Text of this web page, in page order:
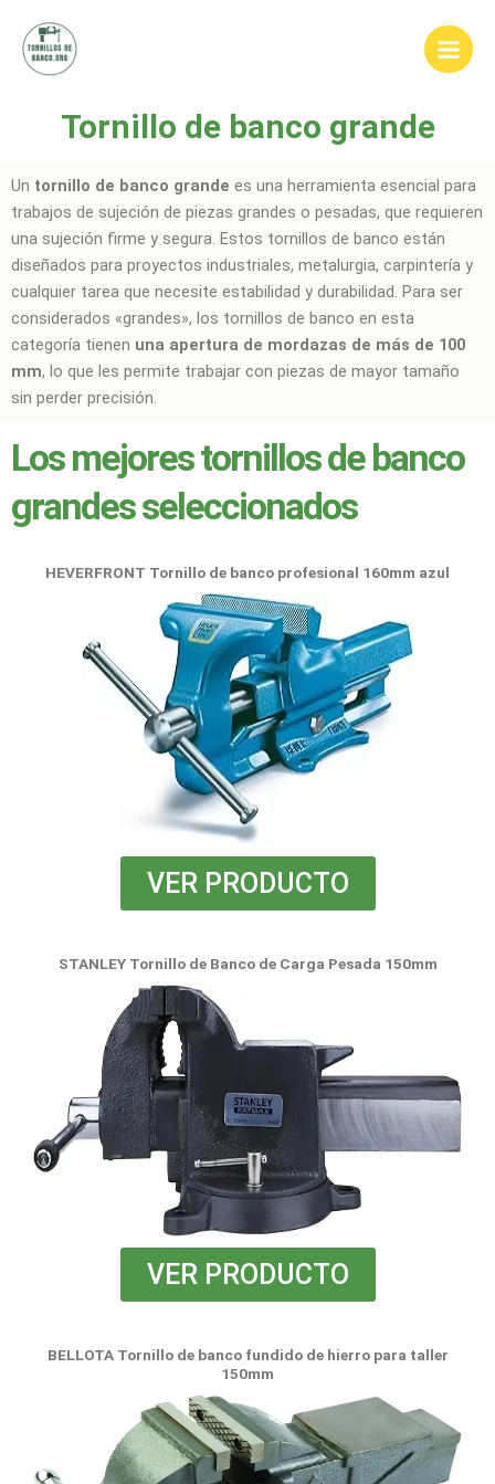
contenido
Main
Menu
Tornillo de banco grande
Un tornillo de banco grande es una herramienta esencial para
trabajos de sujeción de piezas grandes o pesadas, que requieren
una sujeción firme y segura. Estos tornillos de banco están
diseñados para proyectos industriales, metalurgia, carpintería y
cualquier tarea que necesite estabilidad y durabilidad. Para ser
considerados «grandes», los tornillos de banco en esta
categoría tienen una apertura de mordazas de más de 100
mm, lo que les permite trabajar con piezas de mayor tamaño
sin perder precisión.
Los mejores tornillos de banco
grandes seleccionados
HEVERFRONT Tornillo de banco profesional 160mm azul
VER PRODUCTO
STANLEY Tornillo de Banco de Carga Pesada 150mm
VER PRODUCTO
BELLOTA Tornillo de banco fundido de hierro para taller
150mm